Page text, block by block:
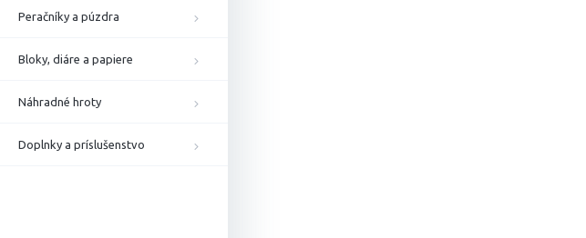
Peračníky a púzdra
Bloky, diáre a papiere
Náhradné hroty
Doplnky a príslušenstvo